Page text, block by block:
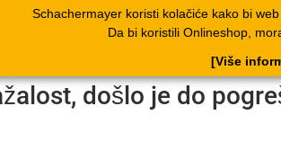
Schachermayer koristi kolačiće kako bi
Da bi koristili Onlineshop,
[Više
Proizvodi Katalog
došlo je do